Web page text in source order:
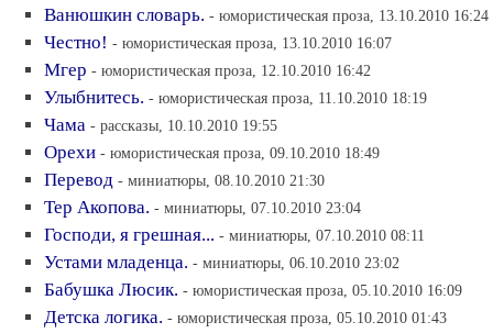
Ванюшкин словарь. - юмористическая проза, 13.10.2010 16:24
Честно! - юмористическая проза, 13.10.2010 16:07
Мгер - юмористическая проза, 12.10.2010 16:42
Улыбнитесь. - юмористическая проза, 11.10.2010 18:19
Чама - рассказы, 10.10.2010 19:55
Орехи - юмористическая проза, 09.10.2010 18:49
Перевод - миниатюры, 08.10.2010 21:30
Тер Акопова. - миниатюры, 07.10.2010 23:04
Господи, я грешная... - миниатюры, 07.10.2010 08:11
Устами младенца. - миниатюры, 06.10.2010 23:02
Бабушка Люсик. - юмористическая проза, 05.10.2010 16:09
Детска логика. - юмористическая проза, 05.10.2010 01:43